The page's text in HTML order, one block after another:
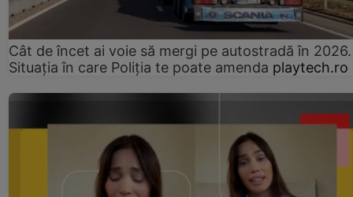
Cât de încet ai voie să mergi pe autostradă în 2026.
Situația în care Poliția te poate amenda playtech.ro